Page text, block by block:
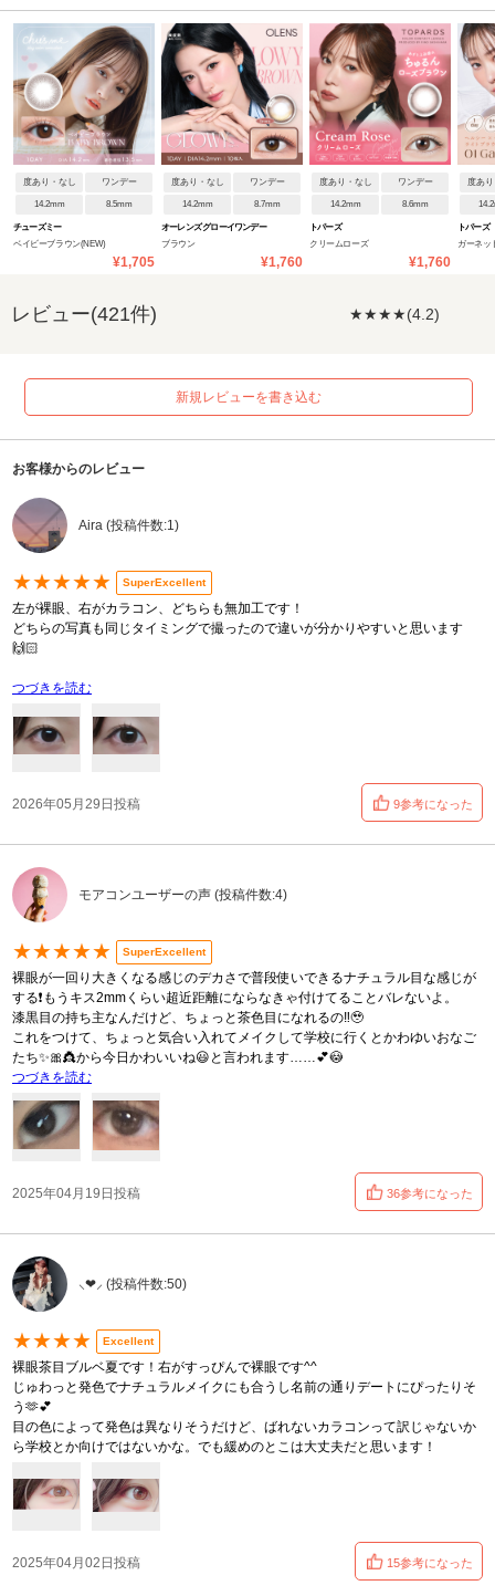
度あり・なし ワンデー
14.2mm 8.5mm
チューズミー
ベイビーブラウン(NEW)
¥1,705
度あり・なし ワンデー
14.2mm 8.7mm
オーレンズ グローイワンデー
ブラウン
¥1,760
度あり・なし ワンデー
14.2mm 8.6mm
トパーズ
クリームローズ
¥1,760
度あ
トパーズ
ガーネッ
レビュー(421件) ★★★★(4.2)
新規レビューを書き込む
お客様からのレビュー
Aira (投稿件数:1)
★★★★★ SuperExcellent
左が裸眼、右がカラコン、どちらも無加工です！
どちらの写真も同じタイミングで撮ったので違いが分かりやすいと思います
🙌🏻
つづきを読む
2026年05月29日投稿 9参考になった
モアコンユーザーの声 (投稿件数:4)
★★★★★ SuperExcellent
裸眼が一回り大きくなる感じのデカさで普段使いできるナチュラル目な感じが
する❗️もうキス2mmくらい超近距離にならなきゃ付けてることバレないよ。
漆黒目の持ち主なんだけど、ちょっと茶色目になれるの‼️🥹
これをつけて、ちょっと気合い入れてメイクして学校に行くとかわゆいおなご
たち✨🎀👸から今日かわいいね😃と言われます……💕😳
つづきを読む
2025年04月19日投稿 36参考になった
⸜❤︎⸝‍ (投稿件数:50)
★★★★ Excellent
裸眼茶目ブルベ夏です！右がすっぴんで裸眼です^^
じゅわっと発色でナチュラルメイクにも合うし名前の通りデートにぴったりそ
う🫶💕︎︎
目の色によって発色は異なりそうだけど、ばれないカラコンって訳じゃないか
ら学校とか向けではないかな。でも緩めのとこは大丈夫だと思います！
2025年04月02日投稿 15参考になった